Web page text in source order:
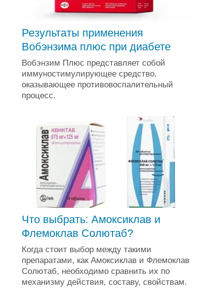
Результаты применения
Вобэнзима плюс при диабете
Вобэнзим Плюс представляет собой
иммуностимулирующее средство,
оказывающее противовоспалительный
процесс.
Что выбрать: Амоксиклав и
Флемоклав Солютаб?
Когда стоит выбор между такими
препаратами, как Амоксиклав и Флемоклав
Солютаб, необходимо сравнить их по
механизму действия, составу, свойствам.